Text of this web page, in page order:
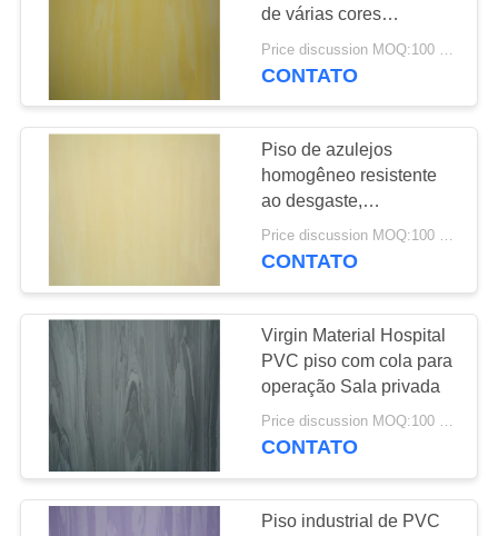
SOLICITE UM
ORÇAMENTO
POLÍTICA
PRIVACIDADE
Pavimentos de PVC
antiestáticos
Folha de PVC
antiestática
15
de várias cores
espessura 2 mm - 3 mm
Price discussion MOQ:100 m2
CONTATO
Piso de azulejos
homogêneo resistente
ao desgaste,
revestimento UV piso de
vinil não tóxico
Price discussion MOQ:100 m2
CONTATO
Virgin Material Hospital
PVC piso com cola para
operação Sala privada
Price discussion MOQ:100 m2
CONTATO
Piso industrial de PVC